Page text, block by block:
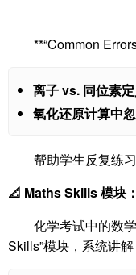
**“Common
离子 vs. 同位素
氧化还原计算中
帮助学生反复练
📐 Maths Skills 模块
化学考试中的数
Skills”模块，系统讲解